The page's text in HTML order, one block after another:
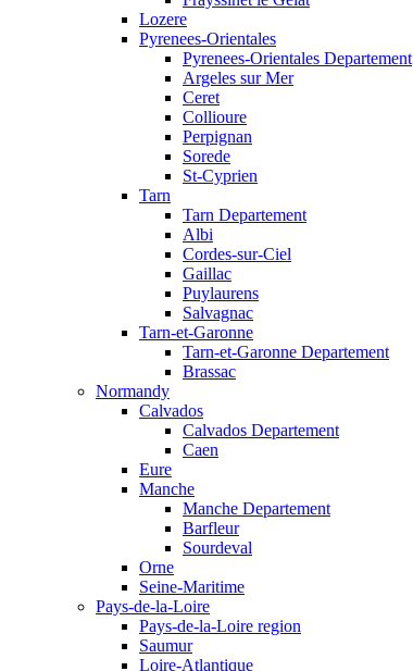
Lozere
Pyrenees-Orientales
Pyrenees-Orientales Departement
Argeles sur Mer
Ceret
Collioure
Perpignan
Sorede
St-Cyprien
Tarn
Tarn Departement
Albi
Cordes-sur-Ciel
Gaillac
Puylaurens
Salvagnac
Tarn-et-Garonne
Tarn-et-Garonne Departement
Brassac
Normandy
Calvados
Calvados Departement
Caen
Eure
Manche
Manche Departement
Barfleur
Sourdeval
Orne
Seine-Maritime
Pays-de-la-Loire
Pays-de-la-Loire region
Saumur
Loire-Atlantique